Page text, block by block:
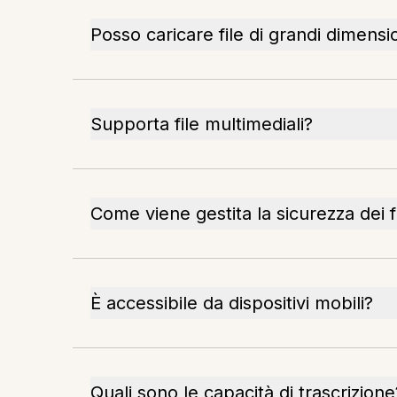
Posso caricare file di grandi
Supporta file multimediali?
Come viene gestita la sicurezza dei
È accessibile da dispositivi mobili?
Quali sono le capacità di